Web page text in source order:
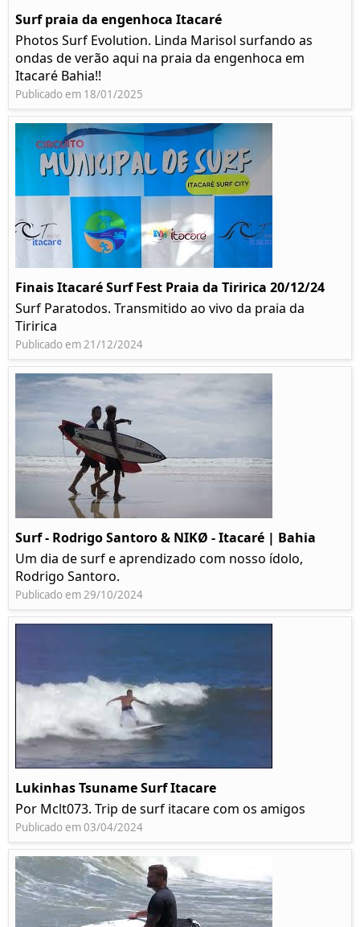
Surf praia da engenhoca Itacaré
Photos Surf Evolution. Linda Marisol surfando as
ondas de verão aqui na praia da engenhoca em
Itacaré Bahia!!
Publicado em 18/01/2025
Finais Itacaré Surf Fest Praia da Tiririca 20/12/24
Surf Paratodos. Transmitido ao vivo da praia da
Tiririca
Publicado em 21/12/2024
Surf - Rodrigo Santoro & NIKØ - Itacaré | Bahia
Um dia de surf e aprendizado com nosso ídolo,
Rodrigo Santoro.
Publicado em 29/10/2024
Lukinhas Tsuname Surf Itacare
Por Mclt073. Trip de surf itacare com os amigos
Publicado em 03/04/2024